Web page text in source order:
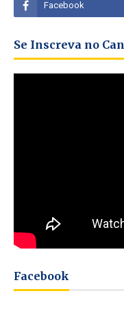
Se Inscreva no
Facebook